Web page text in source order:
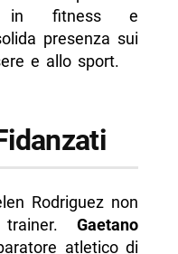
in fitness e
presenza sui
e allo sport.
Rodriguez non
trainer.Gaetano
atletico di